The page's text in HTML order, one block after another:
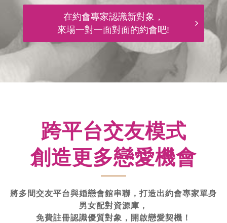
在約會專家認識新對象，
來場一對一面對面的約會吧!
跨平台交友模式
創造更多戀愛機會
將多間交友平台與婚戀會館串聯，打造出約會專家單身
男女配對資源庫，
免費註冊認識優質對象，開啟戀愛契機！